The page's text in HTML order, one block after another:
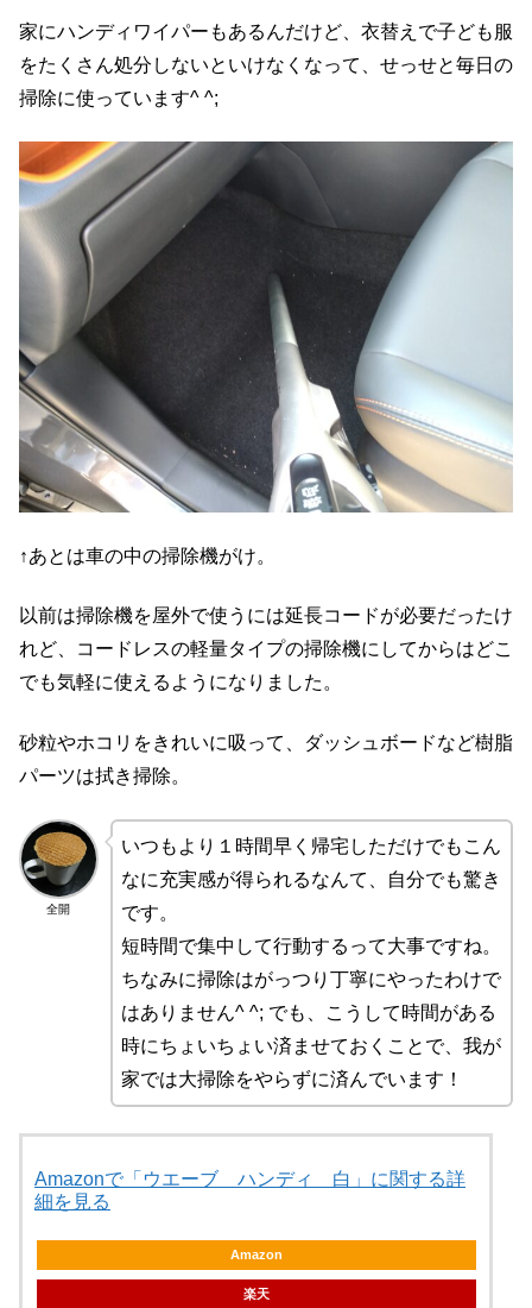
家にハンディワイパーもあるんだけど、衣替えで子ども服
をたくさん処分しないといけなくなって、せっせと毎日の
掃除に使っています^ ^;
↑あとは車の中の掃除機がけ。
以前は掃除機を屋外で使うには延長コードが必要だったけ
れど、コードレスの軽量タイプの掃除機にしてからはどこ
でも気軽に使えるようになりました。
砂粒やホコリをきれいに吸って、ダッシュボードなど樹脂
パーツは拭き掃除。
全開
いつもより１時間早く帰宅しただけでもこん
なに充実感が得られるなんて、自分でも驚き
です。
短時間で集中して行動するって大事ですね。
ちなみに掃除はがっつり丁寧にやったわけで
はありません^ ^; でも、こうして時間がある
時にちょいちょい済ませておくことで、我が
家では大掃除をやらずに済んでいます！
Amazonで「ウエーブ ハンディ 白」に関する詳
細を見る
Amazon
楽天